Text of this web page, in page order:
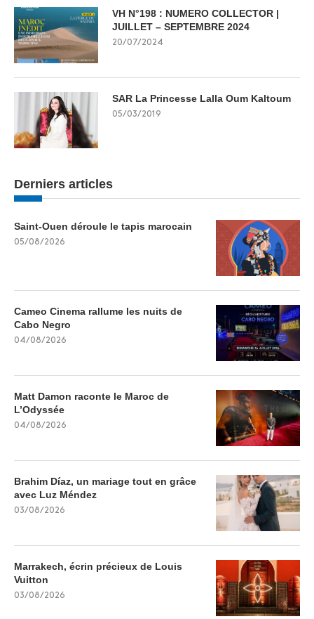
VH N°198 : NUMERO COLLECTOR |
JUILLET – SEPTEMBRE 2024
20/07/2024
SAR La Princesse Lalla Oum Kaltoum
05/03/2019
Derniers articles
Saint-Ouen déroule le tapis marocain
05/08/2026
Cameo Cinema rallume les nuits de
Cabo Negro
04/08/2026
Matt Damon raconte le Maroc de
L’Odyssée
04/08/2026
Brahim Díaz, un mariage tout en grâce
avec Luz Méndez
03/08/2026
Marrakech, écrin précieux de Louis
Vuitton
03/08/2026